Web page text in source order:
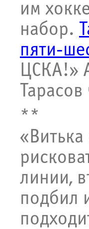
им
набор.
пяти-
ЦСКА!»
**
«Витька
линии,
подбил